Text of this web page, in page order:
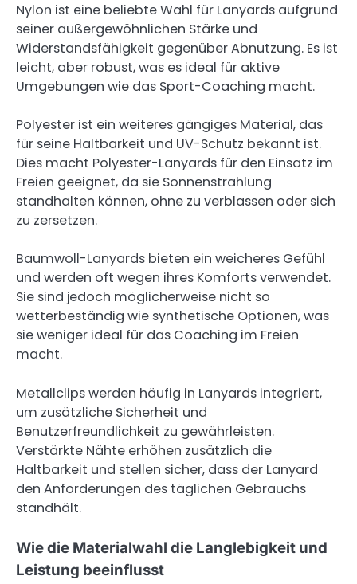
Nylon ist eine beliebte Wahl für Lanyards aufgrund
seiner außergewöhnlichen Stärke und
Widerstandsfähigkeit gegenüber Abnutzung. Es ist
leicht, aber robust, was es ideal für aktive
Umgebungen wie das Sport-Coaching macht.
Polyester ist ein weiteres gängiges Material, das
für seine Haltbarkeit und UV-Schutz bekannt ist.
Dies macht Polyester-Lanyards für den Einsatz im
Freien geeignet, da sie Sonnenstrahlung
standhalten können, ohne zu verblassen oder sich
zu zersetzen.
Baumwoll-Lanyards bieten ein weicheres Gefühl
und werden oft wegen ihres Komforts verwendet.
Sie sind jedoch möglicherweise nicht so
wetterbeständig wie synthetische Optionen, was
sie weniger ideal für das Coaching im Freien
macht.
Metallclips werden häufig in Lanyards integriert,
um zusätzliche Sicherheit und
Benutzerfreundlichkeit zu gewährleisten.
Verstärkte Nähte erhöhen zusätzlich die
Haltbarkeit und stellen sicher, dass der Lanyard
den Anforderungen des täglichen Gebrauchs
standhält.
Wie die Materialwahl die Langlebigkeit und
Leistung beeinflusst